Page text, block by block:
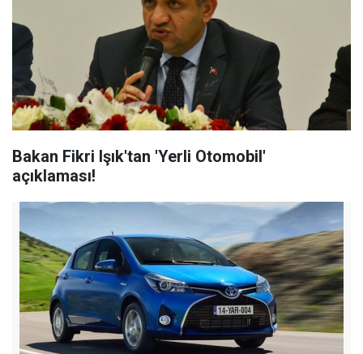
Bakan Fikri Işık'tan 'Yerli Otomobil'
açıklaması!